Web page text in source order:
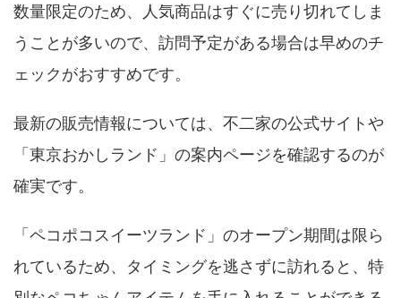
数量限定のため、人気商品はすぐに売り切れてしま
うことが多いので、訪問予定がある場合は早めのチ
ェックがおすすめです。
最新の販売情報については、不二家の公式サイトや
「東京おかしランド」の案内ページを確認するのが
確実です。
「ペコポコスイーツランド」のオープン期間は限ら
れているため、タイミングを逃さずに訪れると、特